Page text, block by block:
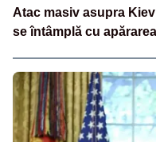
Atac masiv asupra
se întâmplă cu